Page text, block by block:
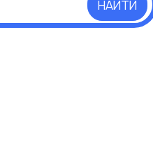
НАЙТИ